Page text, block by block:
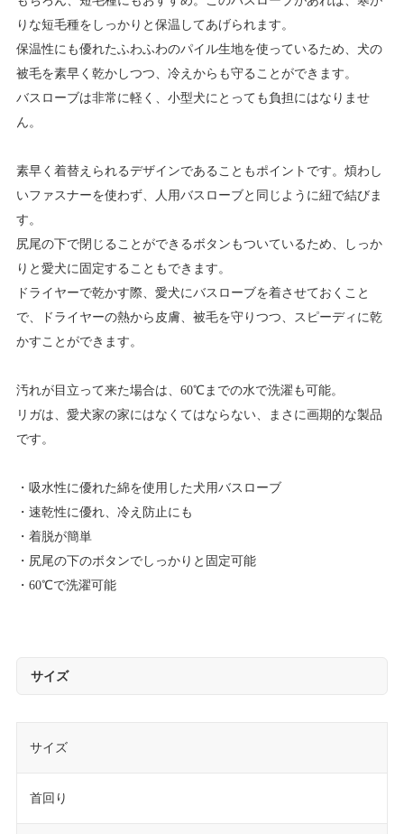
りな短毛種をしっかりと保温してあげられます。
保温性にも優れたふわふわのパイル生地を使っているため、犬の
被毛を素早く乾かしつつ、冷えからも守ることができます。
バスローブは非常に軽く、小型犬にとっても負担にはなりませ
ん。
素早く着替えられるデザインであることもポイントです。煩わし
いファスナーを使わず、人用バスローブと同じように紐で結びま
す。
尻尾の下で閉じることができるボタンもついているため、しっか
りと愛犬に固定することもできます。
ドライヤーで乾かす際、愛犬にバスローブを着させておくこと
で、ドライヤーの熱から皮膚、被毛を守りつつ、スピーディに乾
かすことができます。
汚れが目立って来た場合は、60℃までの水で洗濯も可能。
リガは、愛犬家の家にはなくてはならない、まさに画期的な製品
です。
・吸水性に優れた綿を使用した犬用バスローブ
・速乾性に優れ、冷え防止にも
・着脱が簡単
・尻尾の下のボタンでしっかりと固定可能
・60℃で洗濯可能
サイズ
サイズ
首回り